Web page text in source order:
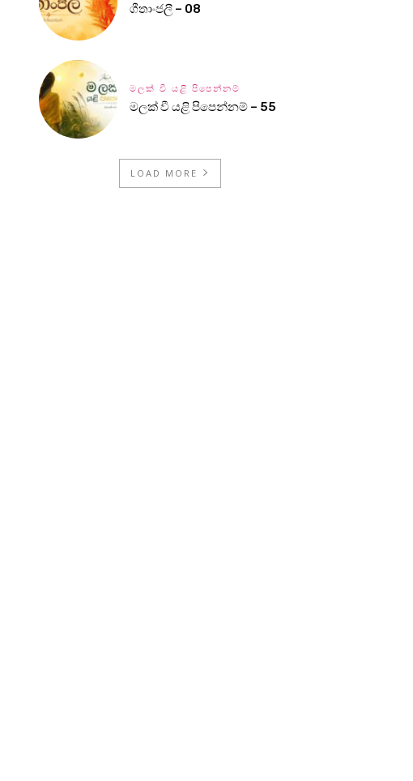
ගීතාංජලී – 08
මලක් වී යළි පිපෙන්නම්
මලක් වී යළි පිපෙන්නම් – 55
LOAD MORE